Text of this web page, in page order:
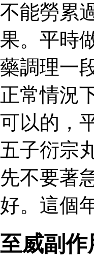
不能勞累
果。平時
藥調理一
正常情況
可以的，
五子衍宗
先不要著
好。這個
至威副作